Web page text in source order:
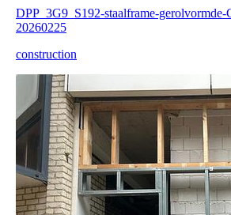
DPP_3G9_S192-staalframe-
20260225
construction